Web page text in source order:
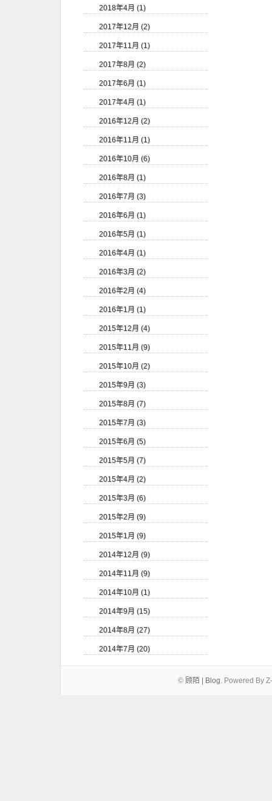
2018年4月 (1)
2017年12月 (2)
2017年11月 (1)
2017年8月 (2)
2017年6月 (1)
2017年4月 (1)
2016年12月 (2)
2016年11月 (1)
2016年10月 (6)
2016年8月 (1)
2016年7月 (3)
2016年6月 (1)
2016年5月 (1)
2016年4月 (1)
2016年3月 (2)
2016年2月 (4)
2016年1月 (1)
2015年12月 (4)
2015年11月 (9)
2015年10月 (2)
2015年9月 (3)
2015年8月 (7)
2015年7月 (3)
2015年6月 (5)
2015年5月 (7)
2015年4月 (2)
2015年3月 (6)
2015年2月 (9)
2015年1月 (9)
2014年12月 (9)
2014年11月 (9)
2014年10月 (1)
2014年9月 (15)
2014年8月 (27)
2014年7月 (20)
© 顾陌 | Blog. Powered By